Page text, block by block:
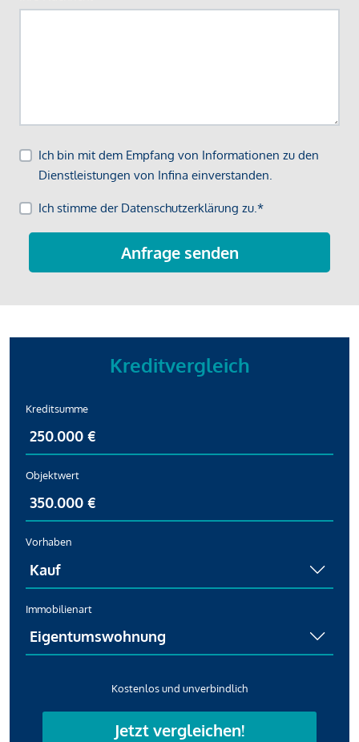
Kreditvergleich
Kreditsumme
Objektwert
Vorhaben
Immobilienart
Kostenlos und unverbindlich
Jetzt vergleichen!